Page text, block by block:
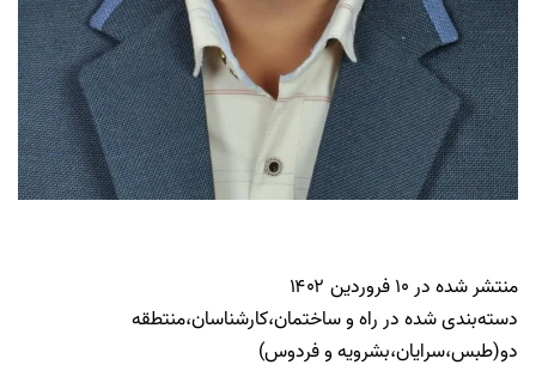
منتشر شده در۱۰ فروردین ۱۴۰۲
دسته‌بندی شده درراه و ساختمان،کارشناسان،منتطقه
دو(طبس،سرایان،بشرویه و فردوس)